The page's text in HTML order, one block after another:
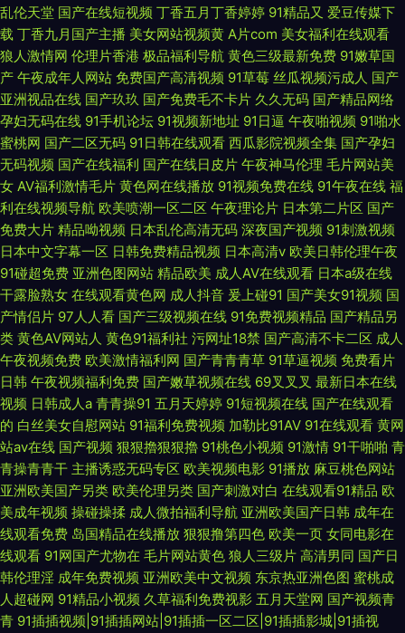
乱伦天堂 国产在线短视频 丁香五月丁香婷婷 91精品又 爱豆传媒下
载 丁香九月国产主播 美女网站视频黄 A片com 美女福利在线观看
狼人激情网 伦理片香港 极品福利导航 黄色三级最新免费 91嫩草国
产 午夜成年人网站 免费国产高清视频 91草莓 丝瓜视频污成人 国产
亚洲视品在线 国产玖玖 国产免费毛不卡片 久久无码 国产精品网络
孕妇无码在线 91手机论坛 91视频新地址 91日逼 午夜啪视频 91啪水
蜜桃网 国产二区无码 91日韩在线观看 西瓜影院视频全集 国产孕妇
无码视频 国产在线福利 国产在线日皮片 午夜神马伦理 毛片网站美
女 AV福利激情毛片 黄色网在线播放 91视频免费在线 91午夜在线 福
利在线视频导航 欧美喷潮一区二区 午夜理论片 日本第二片区 国产
免费大片 精品呦视频 日本乱伦高清无码 深夜国产视频 91刺激视频
日本中文字幕一区 日韩免费精品视频 日本高清v 欧美日韩伦理午夜
91碰超免费 亚洲色图网站 精品欧美 成人AV在线观看 日本a级在线
干露脸熟女 在线观看黄色网 成人抖音 爰上碰91 国产美女91视频 国
产情侣片 97人人看 国产三级视频在线 91免费视频精品 国产精品另
类 黄色AV网站人 黄色91福利社 污网址18禁 国产高清不卡二区 成人
午夜视频免费 欧美激情福利网 国产青青青草 91草逼视频 免费看片
日韩 午夜视频福利免费 国产嫩草视频在线 69叉叉叉 最新日本在线
视频 日韩成人a 青青操91 五月天婷婷 91短视频在线 国产在线观看
的 白丝美女自慰网站 91福利免费视频 加勒比91AV 91在线观看 黄网
站av在线 国产视频 狠狠擼狠狠擼 91桃色小视频 91激情 91干啪啪 青
青操青青干 主播诱惑无码专区 欧美视频电影 91播放 麻豆桃色网站
亚洲欧美国产另类 欧美伦理另类 国产刺激对白 在线观看91精品 欧
美成年视频 操碰操揉 成人微拍福利导航 亚洲欧美国产日韩 成年在
线观看免费 岛国精品在线播放 狠狠撸第四色 欧美一页 女同电影在
线观看 91网国产尤物在 毛片网站黄色 狼人三级片 高清男同 国产日
韩伦理淫 成年免费视频 亚洲欧美中文视频 东京热亚洲色图 蜜桃成
人超碰网 91精品小视频 久草福利免费视影 五月天堂网 国产视频青
青 91插插视频|91插插网站|91插插一区二区|91插插影城|91插视